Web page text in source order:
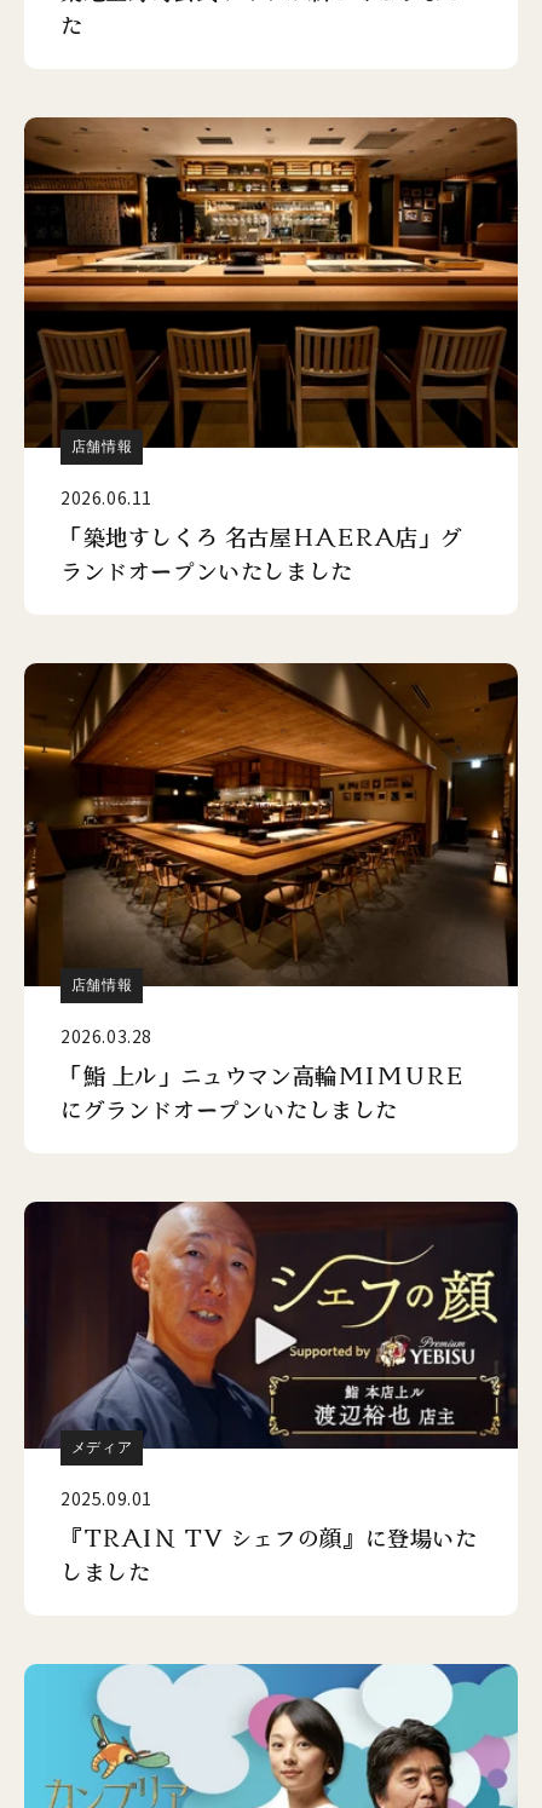
た
店舗情報
2026.06.11
「築地すしくろ 名古屋HAERA店」グ
ランドオープンいたしました
店舗情報
2026.03.28
「鮨 上ル」ニュウマン高輪MIMURE
にグランドオープンいたしました
メディア
2025.09.01
『TRAIN TV シェフの顔』に登場いた
しました